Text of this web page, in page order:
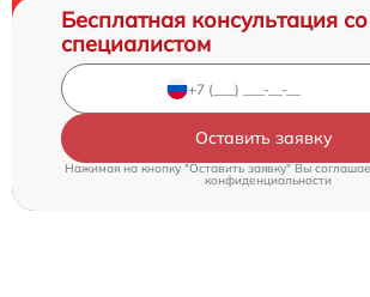
Бесплатная консультация со
специалистом
Оставить заявку
Нажимая на кнопку "Оставить заявку" Вы
конфиденциальности